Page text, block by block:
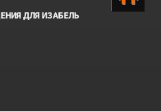
ДЛЯ ИЗАБЕЛЬ